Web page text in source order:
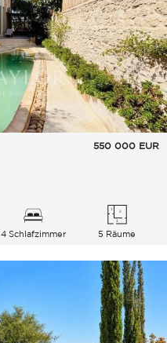
550 000 EUR
4 Schlafzimmer 5 Räume